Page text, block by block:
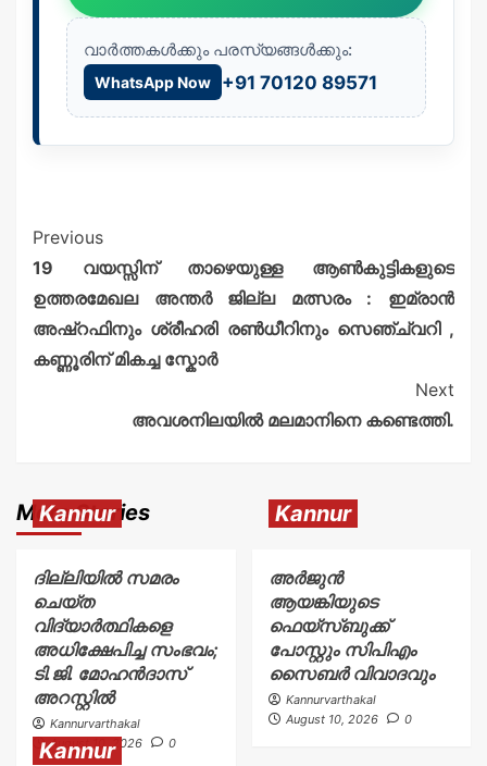
വാർത്തകൾക്കും പരസ്യങ്ങൾക്കും:
WhatsApp Now +91 70120 89571
Previous
19 വയസ്സിന് താഴെയുള്ള ആൺകുട്ടികളുടെ
ഉത്തരമേഖല അന്തർ ജില്ല മത്സരം : ഇമ്രാൻ
അഷ്‌റഫിനും ശ്രീഹരി രൺധീറിനും സെഞ്ച്വറി ,
കണ്ണൂരിന് മികച്ച സ്കോർ
Next
അവശനിലയിൽ മലമാനിനെ കണ്ടെത്തി.
More Stories
Kannur
ദില്ലിയിൽ സമരം
ചെയ്ത
വിദ്യാർത്ഥികളെ
അധിക്ഷേപിച്ച സംഭവം;
ടി.ജി. മോഹൻദാസ്
അറസ്റ്റിൽ
Kannurvarthakal
August 10, 2026
0
Kannur
അര്‍ജുന്‍
ആയങ്കിയുടെ
ഫെയ്‌സ്ബുക്ക്
പോസ്റ്റും സിപിഎം
സൈബര്‍ വിവാദവും
Kannurvarthakal
August 10, 2026
0
Kannur